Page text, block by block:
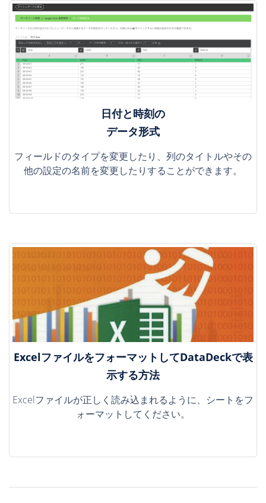
日付と時刻の
データ形式
フィールドのタイプを変更したり、列のタイトルやその
他の設定の名前を変更したりすることができます。
ExcelファイルをフォーマットしてDataDeckで表
示する方法
Excelファイルが正しく読み込まれるように、シートをフ
ォーマットしてください。